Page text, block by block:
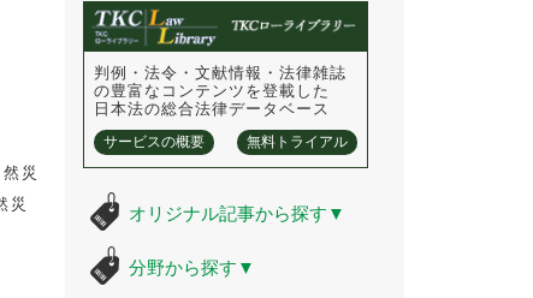
災
災
判例・法令・文献情報・法律雑誌
の豊富なコンテンツを登載した
日本法の総合法律データベース
サービスの概要 無料トライアル
オリジナル記事から探す ▼
分野から探す ▼